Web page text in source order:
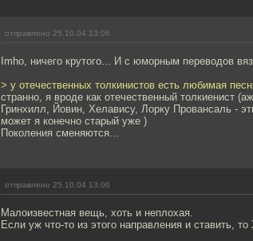
отправлено 25.10.04 13:06
Imho, ничего крутого... И с юморным переводов
> у отечественных толкинистов есть любимая
странно, я вроде как отечественный толкиенист
Гринхилл, Йовин, Хелавису, Лорку Провансаль -
может я конечно старый уже )
Поколения сменяются...
отправлено 25.10.04 13:06
Малоизвестная вещь, хоть и неплохая.
Если уж что-то из этого направления и ставить,